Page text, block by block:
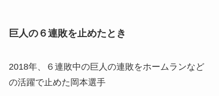
巨人の６連敗を止めたとき
2018年、６連敗中の巨人の連敗をホームランなど
の活躍で止めた岡本選手